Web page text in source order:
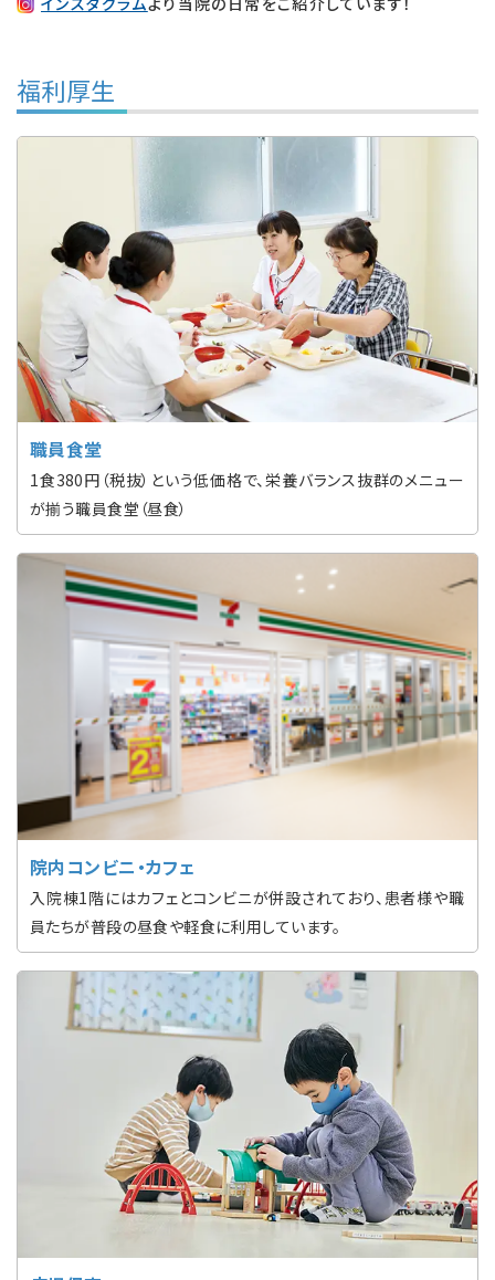
福利厚生
職員食堂
1食380円（税抜）という低価格で、栄養バランス抜群のメニュー
が揃う職員食堂（昼食）
院内コンビニ・カフェ
入院棟1階にはカフェとコンビニが併設されており、患者様や職
員たちが普段の昼食や軽食に利用しています。